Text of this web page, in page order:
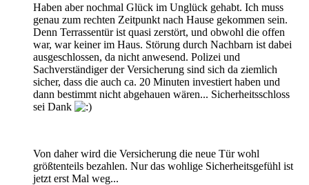
Haben aber nochmal Glück im Unglück gehabt. Ich muss
genau zum rechten Zeitpunkt nach Hause gekommen sein.
Denn Terrassentür ist quasi zerstört, und obwohl die offen
war, war keiner im Haus. Störung durch Nachbarn ist dabei
ausgeschlossen, da nicht anwesend. Polizei und
Sachverständiger der Versicherung sind sich da ziemlich
sicher, dass die auch ca. 20 Minuten investiert haben und
dann bestimmt nicht abgehauen wären... Sicherheitsschloss
sei Dank
Von daher wird die Versicherung die neue Tür wohl
größtenteils bezahlen. Nur das wohlige Sicherheitsgefühl ist
jetzt erst Mal weg...